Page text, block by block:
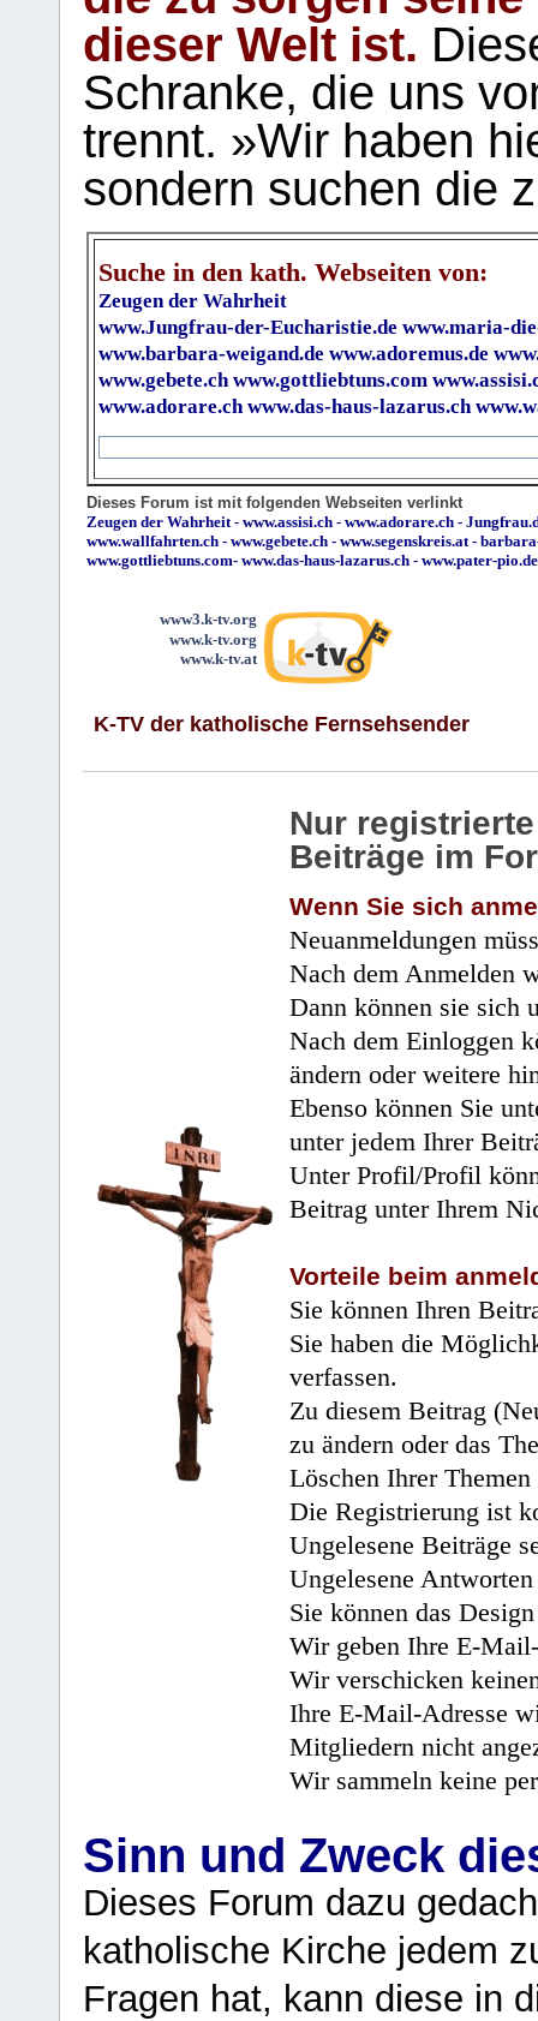
dieser Welt ist.
Schranke, die uns
trennt. »Wir haben
sondern suchen die
Suche in den kath. Webseiten von:
Zeugen der Wahrheit
www.Jungfrau-der-Eucharistie.de www.maria-
www.barbara-weigand.de www.adoremus.de
www.gebete.ch www.gottliebtuns.com
www.adorare.ch www.das-haus-lazarus.ch
Dieses Forum ist mit folgenden Webseiten verlinkt
Zeugen der Wahrheit - www.assisi.ch - www.adorare.ch -
www.wallfahrten.ch - www.gebete.ch - www.segenskreis.at -
www.gottliebtuns.com- www.das-haus-lazarus.ch - www.pater-pio.de
www3.k-tv.org
www.k-tv.org
www.k-tv.at
K-TV der katholische Fernsehsender
Nur
Beiträge im
Wenn Sie sich
Neuanmeldungen
Nach dem Anmelden
Dann können sie sich
Nach dem Einloggen
ändern oder weitere
Ebenso können Sie
unter jedem Ihrer
Unter Profil/Profil
Beitrag unter Ihrem
Vorteile beim
Sie können Ihren
Sie haben die
verfassen.
Zu diesem Beitrag
zu ändern oder das
Löschen Ihrer
Die Registrierung ist
Ungelesene Beiträge
Ungelesene
Sie können das
Wir geben Ihre E-
Wir verschicken
Ihre E-Mail-Adresse
Mitgliedern nicht
Wir sammeln keine
Sinn und Zweck
Dieses Forum dazu
katholische Kirche jedem
Fragen hat, kann diese in